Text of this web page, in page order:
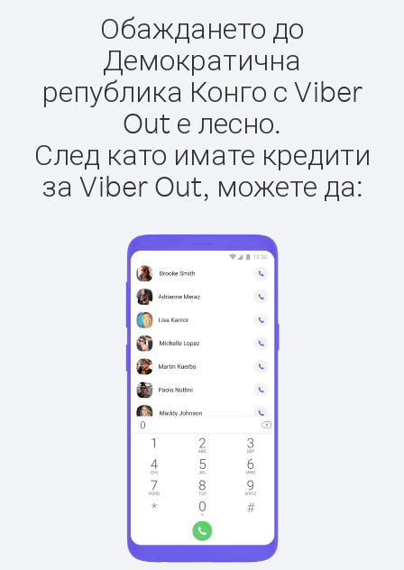
Обаждането до
Демократична
република Конго с Viber
Out е лесно.
След като имате кредити
за Viber Out, можете да: